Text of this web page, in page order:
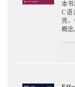
本书
C语
亮、
概念